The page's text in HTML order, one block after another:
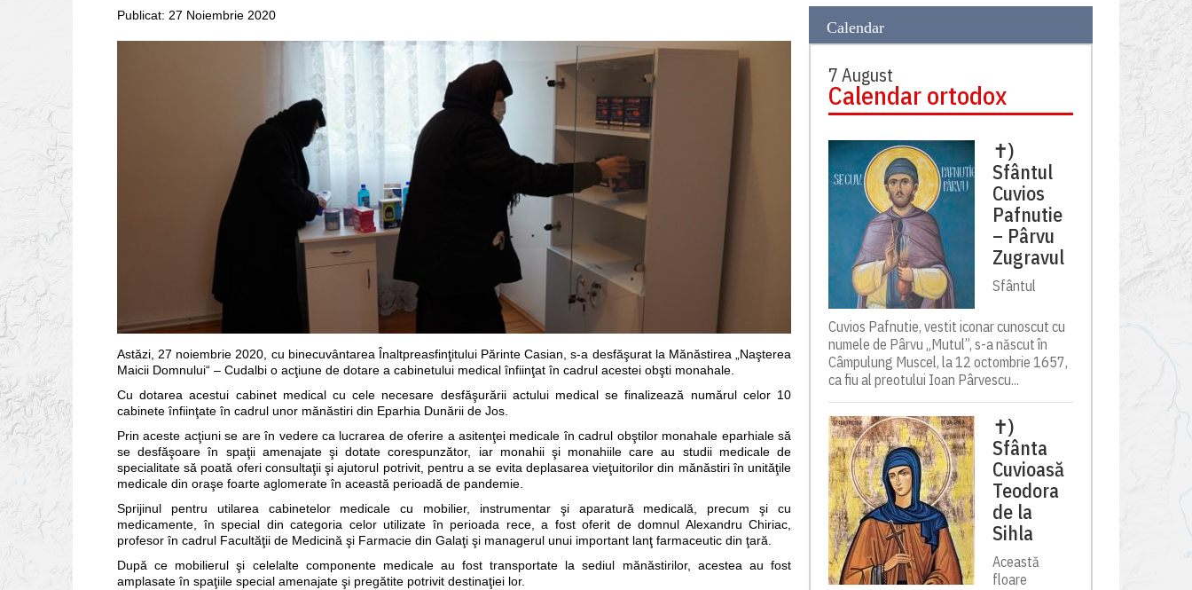
Publicat: 27 Noiembrie 2020
Astăzi, 27 noiembrie 2020, cu binecuvântarea Înaltpreasfinţitului Părinte Casian, s-a desfăşurat la Mănăstirea „Naşterea
Maicii Domnului“ – Cudalbi o acţiune de dotare a cabinetului medical înfiinţat în cadrul acestei obşti monahale.
Cu dotarea acestui cabinet medical cu cele necesare desfăşurării actului medical se finalizează numărul celor 10
cabinete înfiinţate în cadrul unor mănăstiri din Eparhia Dunării de Jos.
Prin aceste acţiuni se are în vedere ca lucrarea de oferire a asitenţei medicale în cadrul obştilor monahale eparhiale să
se desfăşoare în spaţii amenajate şi dotate corespunzător, iar monahii şi monahiile care au studii medicale de
specialitate să poată oferi consultaţii şi ajutorul potrivit, pentru a se evita deplasarea vieţuitorilor din mănăstiri în unităţile
medicale din oraşe foarte aglomerate în această perioadă de pandemie.
Sprijinul pentru utilarea cabinetelor medicale cu mobilier, instrumentar şi aparatură medicală, precum şi cu
medicamente, în special din categoria celor utilizate în perioada rece, a fost oferit de domnul Alexandru Chiriac,
profesor în cadrul Facultăţii de Medicină şi Farmacie din Galaţi şi managerul unui important lanţ farmaceutic din ţară.
După ce mobilierul şi celelalte componente medicale au fost transportate la sediul mănăstirilor, acestea au fost
amplasate în spaţiile special amenajate şi pregătite potrivit destinaţiei lor.
Calendar
7 August
Calendar ortodox
✝)
Sfântul
Cuvios
Pafnutie
– Pârvu
Zugravul
Sfântul
Cuvios Pafnutie, vestit iconar cunoscut cu
numele de Pârvu „Mutul”, s-a născut în
Câmpulung Muscel, la 12 octombrie 1657,
ca fiu al preotului Ioan Pârvescu...
✝)
Sfânta
Cuvioasă
Teodora
de la
Sihla
Această
floare